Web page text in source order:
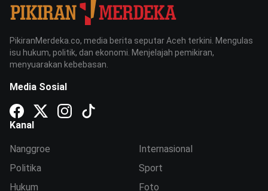
PikiranMerdeka.co, media berita seputar Aceh terkini. Mengulas
isu hukum, politik, dan ekonomi. Menjelajah pemikiran,
menyuarakan kebebasan.
Media Sosial
Kanal
Nanggroe
Politika
Hukum
Internasional
Sport
Foto